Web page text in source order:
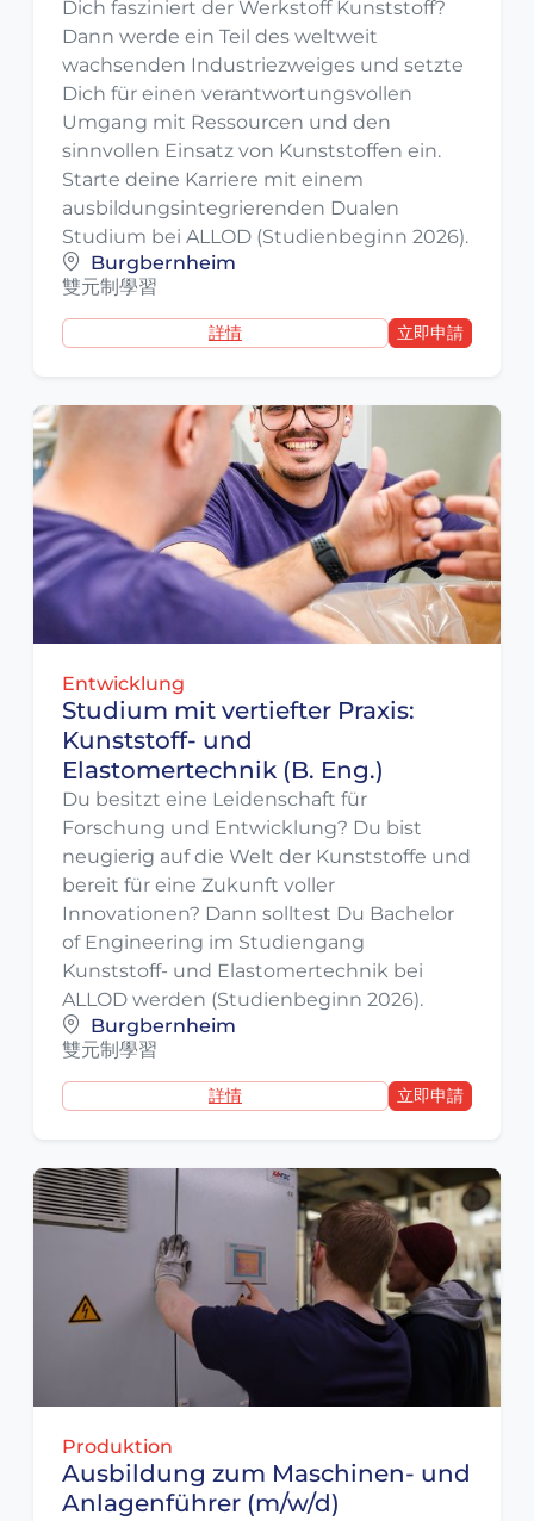
Dich fasziniert der Werkstoff Kunststoff?
Dann werde ein Teil des weltweit
wachsenden Industriezweiges und setzte
Dich für einen verantwortungsvollen
Umgang mit Ressourcen und den
sinnvollen Einsatz von Kunststoffen ein.
Starte deine Karriere mit einem
ausbildungsintegrierenden Dualen
Studium bei ALLOD (Studienbeginn 2026).
Burgbernheim
雙元制學習
詳情 立即申請
Entwicklung
Studium mit vertiefter Praxis:
Kunststoff- und
Elastomertechnik (B. Eng.)
Du besitzt eine Leidenschaft für
Forschung und Entwicklung? Du bist
neugierig auf die Welt der Kunststoffe und
bereit für eine Zukunft voller
Innovationen? Dann solltest Du Bachelor
of Engineering im Studiengang
Kunststoff- und Elastomertechnik bei
ALLOD werden (Studienbeginn 2026).
Burgbernheim
雙元制學習
詳情 立即申請
Produktion
Ausbildung zum Maschinen- und
Anlagenführer (m/w/d)